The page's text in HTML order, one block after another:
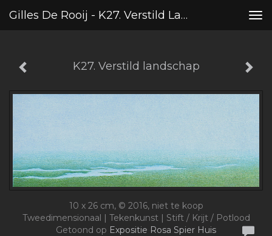
Gilles De Rooij - K27. Verstild Landschap
K27. Verstild landschap
10 x 26 cm, © 2016, niet te koop
Tweedimensionaal | Tekenkunst | Stift / Krijt / Potlood
Getoond op Expositie Rosa Spier Huis